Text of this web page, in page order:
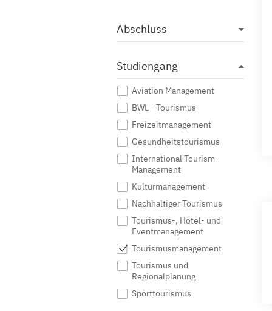
Abschluss
Studiengang
Aviation Management
BWL - Tourismus
Freizeitmanagement
Gesundheitstourismus
International Tourism
Management
Kulturmanagement
Nachhaltiger Tourismus
Tourismus-, Hotel- und
Eventmanagement
Tourismusmanagement
Tourismus und
Regionalplanung
Sporttourismus